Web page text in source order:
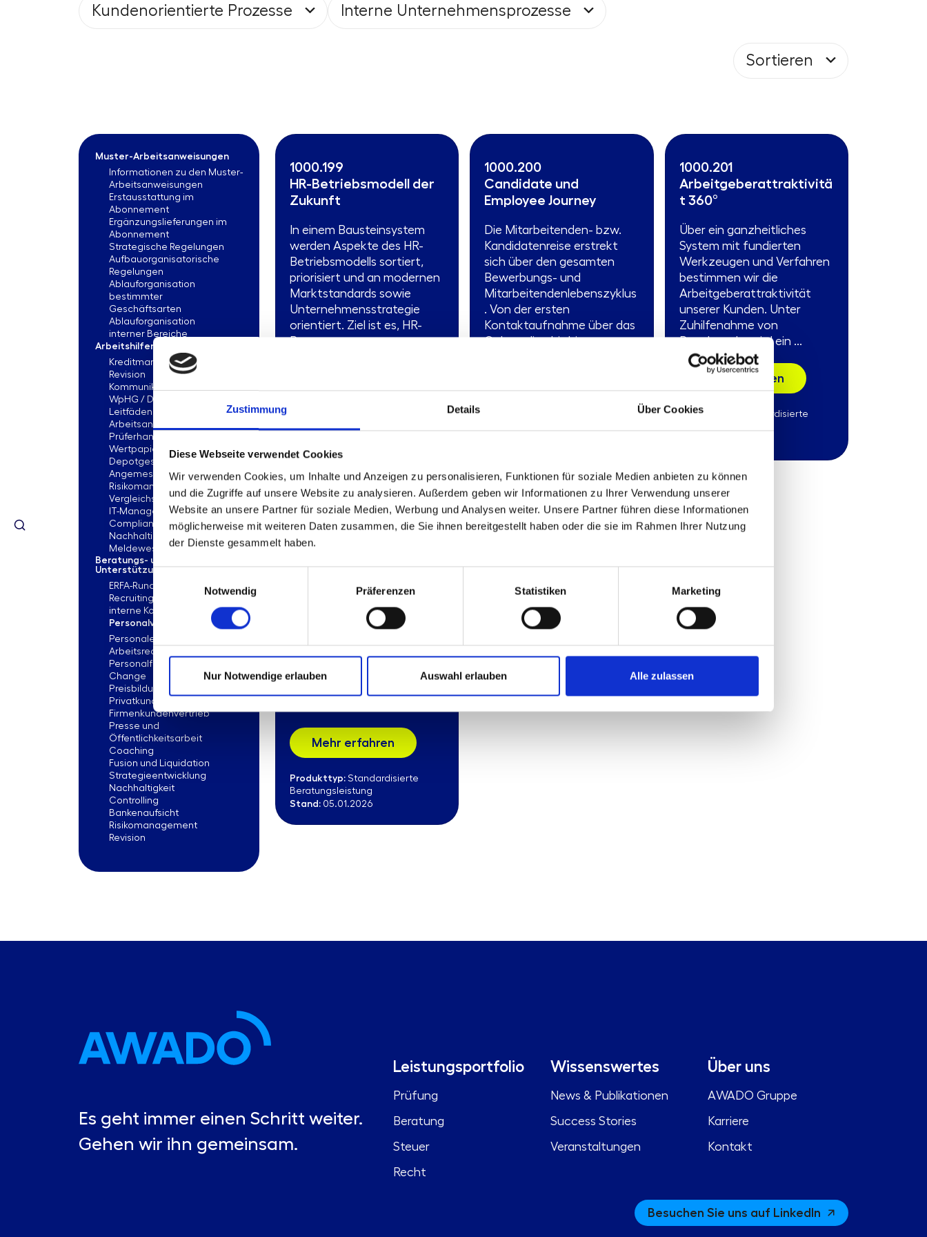
Zustimmung Details Über Cookies
Diese Webseite verwendet Cookies
Wir verwenden Cookies, um Inhalte und Anzeigen zu personalisieren, Funktionen für soziale Medien anbieten zu können
und die Zugriffe auf unsere Website zu analysieren. Außerdem geben wir Informationen zu Ihrer Verwendung unserer
Website an unsere Partner für soziale Medien, Werbung und Analysen weiter. Unsere Partner führen diese Informationen
möglicherweise mit weiteren Daten zusammen, die Sie ihnen bereitgestellt haben oder die sie im Rahmen Ihrer Nutzung
der Dienste gesammelt haben.
Einwilligungsauswahl
Notwendig
Präferenzen Statistiken Marketing
Nur Notwendige erlauben Auswahl erlauben Alle zulassen
Kundenorientierte Prozesse Interne Unternehmensprozesse
Sortieren
Muster-Arbeitsanweisungen
Informationen zu den Muster-
Arbeitsanweisungen
Erstausstattung im
Abonnement
Ergänzungslieferungen im
Abonnement
Strategische Regelungen
Aufbauorganisatorische
Regelungen
Ablauforganisation
bestimmter
Geschäftsarten
Ablauforganisation
interner Bereiche
Arbeitshilfen
Kreditmanagement
Revision
Kommunikation
WpHG / Depot / Geldwäsche
Leitfäden zur Erstellung von
Arbeitsanweisungen
Prüferhandbuch für das
Wertpapier- und
Depotgeschäft
Angemessenheitsnachweise
Risikomanagement
Vergleichsstudien
IT-Management
Compliance Management
Nachhaltigkeitsmanagement
Meldewesen
Beratungs- und
Unterstützungsleistungen
ERFA-Runde
Recruiting
interne Kommunikation
Personalverwaltung
Personalentwicklung
Arbeitsrecht
Personalführung
Change
Preisbildung
Privatkundenvertrieb
Firmenkundenvertrieb
Presse und
Öffentlichkeitsarbeit
Coaching
Fusion und Liquidation
Strategieentwicklung
Nachhaltigkeit
Controlling
Bankenaufsicht
Risikomanagement
Revision
1000.199
HR-Betriebsmodell der
Zukunft
In einem Bausteinsystem
werden Aspekte des HR-
Betriebsmodells sortiert,
priorisiert und an modernen
Marktstandards sowie
Unternehmensstrategie
orientiert. Ziel ist es, HR-
Prozesse ...
Beratungsleistung
1000.200
Candidate und
Employee Journey
Die Mitarbeitenden- bzw.
Kandidatenreise erstrekt
sich über den gesamten
Bewerbungs- und
Mitarbeitendenlebenszyklus
. Von der ersten
Kontaktaufnahme über das
Onboarding bis hin zur ...
1000.201
Arbeitgeberattraktivitä
t 360°
Über ein ganzheitliches
System mit fundierten
Werkzeugen und Verfahren
bestimmen wir die
Arbeitgeberattraktivität
unserer Kunden. Unter
Zuhilfenahme von
Benchmarks wird ein ...
Mehr erfahren
Produkttyp:
Standardisierte
1000.202
Führungs- und
Kulturinitiativen
Unternehmenskultur
Unternehmenserfolg und
Mitarbeiterzufriedenheit
stark. Angeleitet von (360-
Grad) Analysen und
Mehr erfahren
Produkttyp: Standardisierte
Beratungsleistung
Stand: 05.01.2026
Es geht immer einen Schritt weiter.
Gehen wir ihn gemeinsam.
Leistungsportfolio
Prüfung
Beratung
Steuer
Recht
Wissenswertes
News & Publikationen
Success Stories
Veranstaltungen
Über uns
AWADO Gruppe
Karriere
Kontakt
Besuchen Sie uns auf LinkedIn